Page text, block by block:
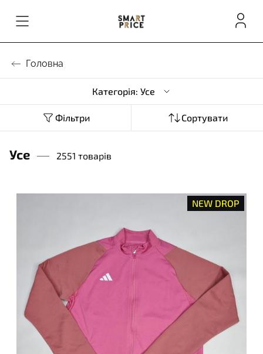
Головна
Категорія: Усе
Фільтри Сортувати
Усе 2551 товарів
NEW DROP